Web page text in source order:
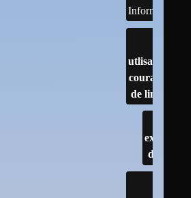
Informatiques
utlisation
courante
de linux
de